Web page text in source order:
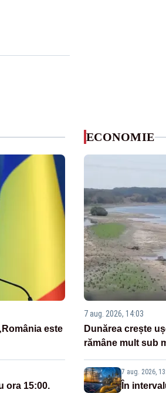
este
ora 15:00.
ECONOMIE
7 aug. 2026, 14:03
Dunărea crește
rămâne mult sub
7 aug. 2026,
În